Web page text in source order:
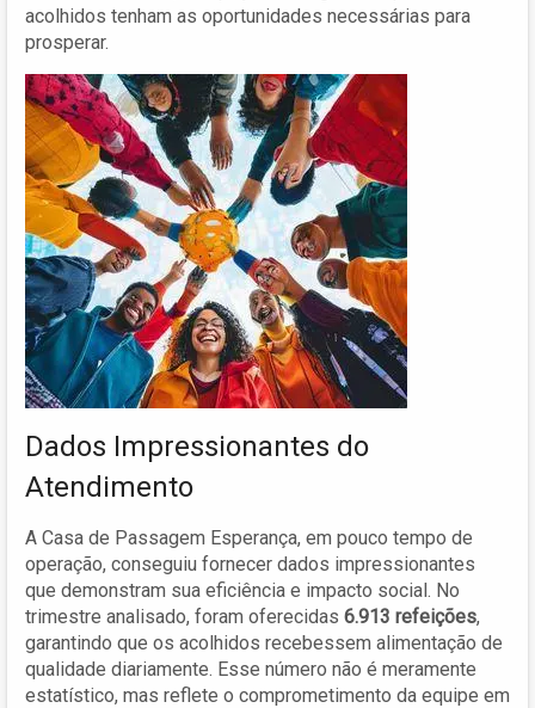
acolhidos tenham as oportunidades necessárias para
prosperar.
Dados Impressionantes do
Atendimento
A Casa de Passagem Esperança, em pouco tempo de
operação, conseguiu fornecer dados impressionantes
que demonstram sua eficiência e impacto social. No
trimestre analisado, foram oferecidas 6.913 refeições,
garantindo que os acolhidos recebessem alimentação de
qualidade diariamente. Esse número não é meramente
estatístico, mas reflete o comprometimento da equipe em